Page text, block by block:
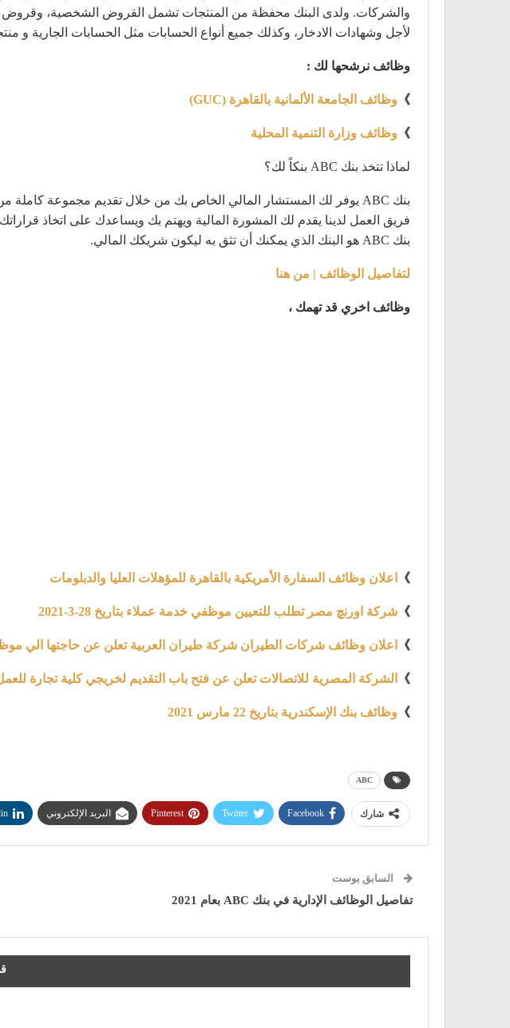
والشركات. ولدى البنك محفظة من المنتجات تشمل القروض الشخصية، وقروض
لأجل وشهادات الادخار، وكذلك جميع أنواع الحسابات مثل الحسابات الجارية و
وظائف نرشحها لك :
》 وظائف الجامعة الألمانية بالقاهرة (GUC)
》 وظائف وزارة التنمية المحلية
لماذا تتخذ بنك ABC بنكاً لك؟
بنك ABC يوفر لك المستشار المالي الخاص بك من خلال تقديم مجموعة كاملة من المنتجات والخدمات المصرفية للأفراد وتقديم نوعية الخدمة التي توفر لك الراحة.
فريق العمل لدينا يقدم لك المشورة المالية ويهتم بك ويساعدك على اتخاذ قراراتك
بنك ABC هو البنك الذي يمكنك أن تثق به ليكون شريكك المالي.
لتفاصيل الوظائف | من هنا
وظائف اخري قد تهمك ،
》 اعلان وظائف السفارة الأمريكية بالقاهرة للمؤهلات العليا والدبلومات
》 شركة اورنچ مصر تطلب للتعيين موظفي خدمة عملاء بتاريخ 28-3-2021
》 اعلان وظائف شركات الطيران شركة طيران العربية تعلن عن حاجتها الي موظفي
》 الشركة المصرية للاتصالات تعلن عن فتح باب التقديم لخريجي كلية تجارة
》 وظائف بنك الإسكندرية بتاريخ 22 مارس 2021
ABC
شارك Facebook
Twitter
Pinterest البريد الإلكتروني
السابق بوست
تفاصيل الوظائف الإدارية في بنك ABC بعام 2021